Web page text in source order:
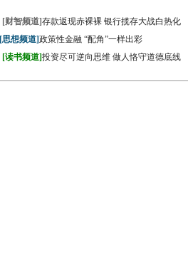
[财智频道]存款返现赤裸裸 银行揽存大战白热化
[思想频道]政策性金融 “配角”一样出彩
[读书频道]投资尽可逆向思维 做人恪守道德底线